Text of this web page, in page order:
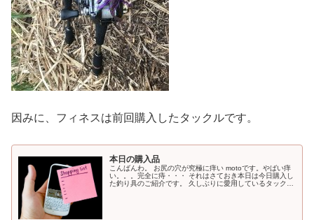
因みに、フィネスは前回購入したタックルです。
本日の購入品
こんばんわ。 お尻の穴が究極に痒い motoです。やばい痒
い。。。完全に痔・・・ それはさておき本日は今日購入し
た釣り具のご紹介です。 久しぶりに愛用しているタックル